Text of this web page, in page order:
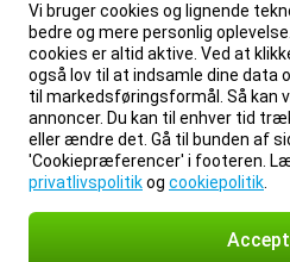
Vi bruger cookies og lignende
bedre og mere personlig
cookies er altid aktive. Ved at
også lov til at indsamle dine data
til markedsføringsformål. Så kan
annoncer. Du kan til enhver tid
eller ændre det. Gå til bunden af
'Cookiepræferencer' i footeren.
privatlivspolitikog cookiepolitik